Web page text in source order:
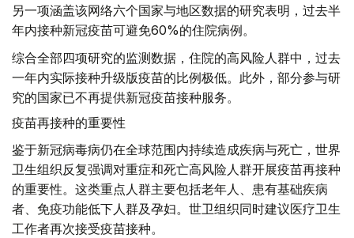
另一项涵盖该网络六个国家与地区数据的研究表明，过去半
年内接种新冠疫苗可避免60%的住院病例。
综合全部四项研究的监测数据，住院的高风险人群中，过去
一年内实际接种升级版疫苗的比例极低。此外，部分参与研
究的国家已不再提供新冠疫苗接种服务。
疫苗再接种的重要性
鉴于新冠病毒病仍在全球范围内持续造成疾病与死亡，世界
卫生组织反复强调对重症和死亡高风险人群开展疫苗再接种
的重要性。这类重点人群主要包括老年人、患有基础疾病
者、免疫功能低下人群及孕妇。世卫组织同时建议医疗卫生
工作者再次接受疫苗接种。